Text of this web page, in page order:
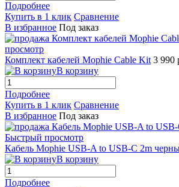
Подробнее
Купить в 1 клик Сравнение
В избранное Под заказ
просмотр
Комплект кабелей Mophie Cable Kit 3 990
В корзину
Подробнее
Купить в 1 клик Сравнение
В избранное Под заказ
Быстрый просмотр
Кабель Mophie USB-A to USB-C 2m
В корзину
Подробнее